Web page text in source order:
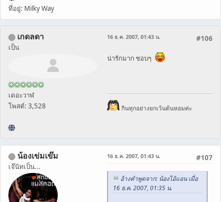
ที่อยู่: Milky Way
เกดลดา
เป็น
เดอะวาฬ
โพสต์: 3,528
#106
16 ธ.ค. 2007, 01:43 น.
น่ารักมาก ชอบๆ
กินทุกอย่างยกเว้นต้นหอมค่ะ
น้องเข่มเข๊ม
เจ๊นัทเป็น...
#107
16 ธ.ค. 2007, 01:43 น.
อ้างคำพูดจาก: น้องไอ้แอน เมื่อ
16 ธ.ค. 2007, 01:35 น.